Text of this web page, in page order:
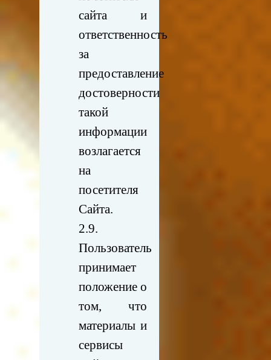
сайта и
ответственность
за
предоставление
достоверности
такой
информации
возлагается
на
посетителя
Сайта.
2.9.
Пользователь
принимает
положение о
том, что
материалы и
сервисы